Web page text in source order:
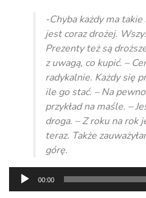
-Chyba każdy ma
jest coraz drożej.
Prezenty też są
z uwagą, co kupić. –
radykalnie. Każdy się
ile go stać. – Na
przykład na maśle. –
droga. – Z roku na rok
teraz. Także
górę.
Odtwarzacz
plików
00:00